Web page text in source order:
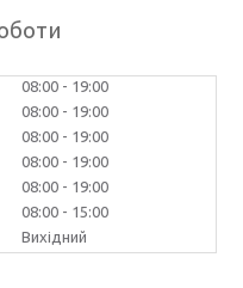
08:00
19:00
08:00
19:00
08:00
19:00
08:00
19:00
08:00
19:00
08:00
15:00
Вихідний